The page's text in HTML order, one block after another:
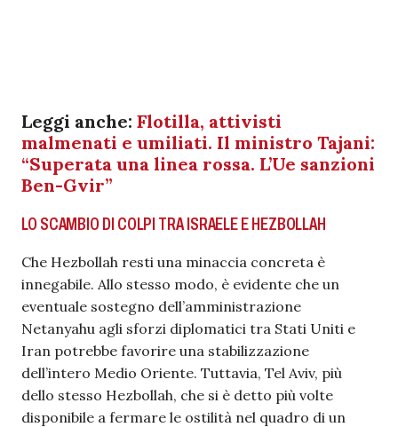
Leggi anche: Flotilla, attivisti
malmenati e umiliati. Il ministro Tajani:
“Superata una linea rossa. L’Ue sanzioni
Ben-Gvir”
LO SCAMBIO DI COLPI TRA ISRAELE E HEZBOLLAH
Che Hezbollah resti una minaccia concreta è
innegabile. Allo stesso modo, è evidente che un
eventuale sostegno dell’amministrazione
Netanyahu agli sforzi diplomatici tra Stati Uniti e
Iran potrebbe favorire una stabilizzazione
dell’intero Medio Oriente. Tuttavia, Tel Aviv, più
dello stesso Hezbollah, che si è detto più volte
disponibile a fermare le ostilità nel quadro di un